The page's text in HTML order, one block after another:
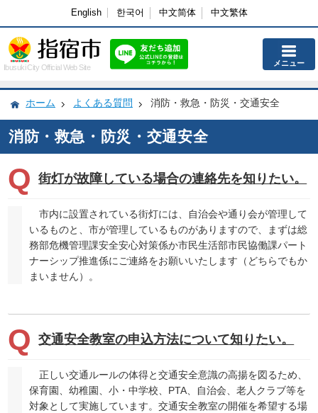
English 한국어 中文简体 中文繁体
Ibusuki City Official Web Site メニュー
ホーム よくある質問 消防・救急・防災・交通安全
消防・救急・防災・交通安全
街灯が故障している場合の連絡先を知りたい。
市内に設置されている街灯には、自治会や通り会が管理して
いるものと、市が管理しているものがありますので、まずは総
務部危機管理課安全安心対策係か市民生活部市民協働課パート
ナーシップ推進係にご連絡をお願いいたします（どちらでもか
まいません）。
交通安全教室の申込方法について知りたい。
正しい交通ルールの体得と交通安全意識の高揚を図るため、
保育園、幼稚園、小・中学校、PTA、自治会、老人クラブ等を
対象として実施しています。交通安全教室の開催を希望する場